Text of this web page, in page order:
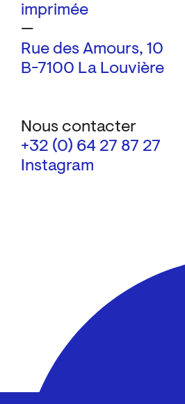
imprimée
—
Rue des Amours, 10
B-7100 La Louvière
Nous contacter
+32 (0) 64 27 87 27
Instagram